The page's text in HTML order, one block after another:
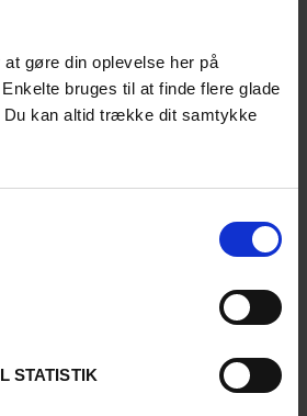
gøre din oplevelse her på
bruges til at finde flere glade
Du kan altid trække dit samtykke
STATISTIK